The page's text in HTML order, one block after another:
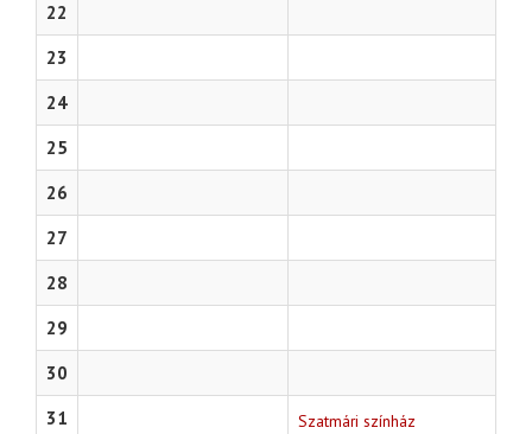
22
23
24
25
26
27
28
29
30
31
Szatmári színház